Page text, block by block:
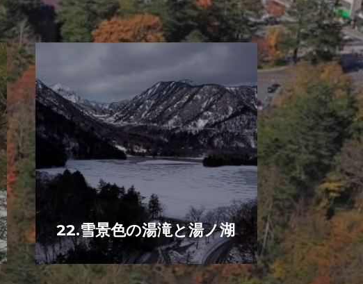
22.雪景色の湯滝と湯ノ湖